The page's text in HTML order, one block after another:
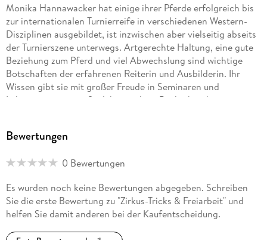
Monika Hannawacker hat einige ihrer Pferde erfolgreich bis
zur internationalen Turnierreife in verschiedenen Western-
Disziplinen ausgebildet, ist inzwischen aber vielseitig abseits
der Turnierszene unterwegs. Artgerechte Haltung, eine gute
Beziehung zum Pferd und viel Abwechslung sind wichtige
Botschaften der erfahrenen Reiterin und Ausbilderin. Ihr
Wissen gibt sie mit großer Freude in Seminaren und
Lehrgängen weiter. Sie lebt mit ihrer Punktebande im
Bewertungen
0 Bewertungen
Es wurden noch keine Bewertungen abgegeben. Schreiben
Sie die erste Bewertung zu "Zirkus-Tricks & Freiarbeit" und
helfen Sie damit anderen bei der Kaufentscheidung.